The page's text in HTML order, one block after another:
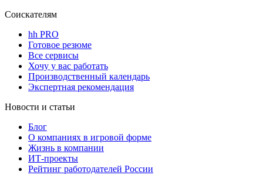
Соискателям
hh PRO
Готовое резюме
Все сервисы
Хочу у вас работать
Производственный календарь
Экспертная рекомендация
Новости и статьи
Блог
О компаниях в игровой форме
Жизнь в компании
ИТ-проекты
Рейтинг работодателей России